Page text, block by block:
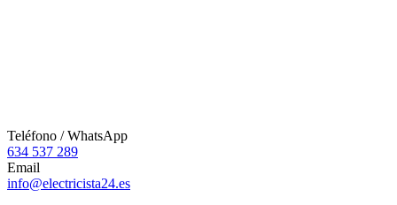
Teléfono / WhatsApp
634 537 289
Email
info@electricista24.es